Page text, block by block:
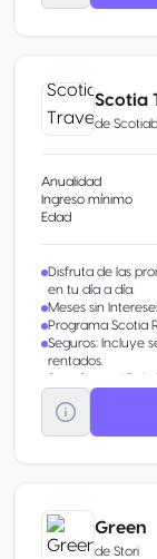
Scotia
de
Anualidad
Ingreso mínimo
Edad
Disfruta de las
en tu día a día.
Meses sin
Programa Scotia
Seguros: Incluye
rentados.
Suscríbete al
Tarjeta a través
Aceptada en
Tecnología
de compra a
diario $3,000
Green
de Stori